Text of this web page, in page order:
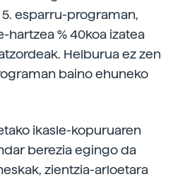
esparru-programan,
% 40koa izatea
Helburua ez zen
baino ehuneko
ikasle-kopuruaren
berezia egingo da
zientzia-arloetara